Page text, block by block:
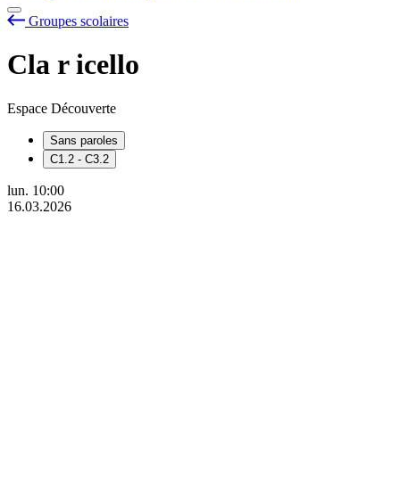
Groupes scolaires
Cla r icello
Espace Découverte
Sans paroles
C1.2 - C3.2
lun. 10:00
16.03.2026